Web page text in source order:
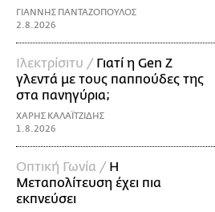
ΓΙΑΝΝΗΣ ΠΑΝΤΑΖΟΠΟΥΛΟΣ
2.8.2026
Ιλεκτρίσιτυ / Γιατί η Gen Z
γλεντά με τους παππούδες της
στα πανηγύρια;
ΧΑΡΗΣ ΚΑΛΑΪΤΖΙΔΗΣ
1.8.2026
Οπτική Γωνία / Η
Μεταπολίτευση έχει πια
εκπνεύσει